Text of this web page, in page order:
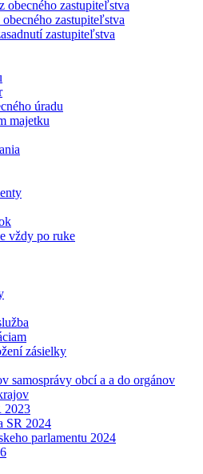
obecného zastupiteľstva
obecného zastupiteľstva
zastupiteľstva
úradu
majetku
vždy po ruke
zásielky
samosprávy obcí a a do orgánov
2023
SR 2024
parlamentu 2024